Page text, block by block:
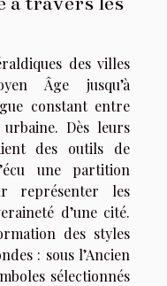
des villes
Âge jusqu’à
constant entre
Dès leurs
des outils de
une partition
représenter les
d’une cité.
des styles
: sous l’Ancien
sélectionnés